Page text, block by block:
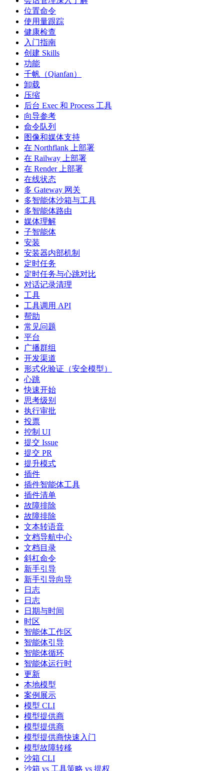
位置命令
使用量跟踪
健康检查
入门指南
创建 Skills
功能
千帆（Qianfan）
卸载
压缩
后台 Exec 和 Process 工具
向导参考
命令队列
图像和媒体支持
在 Northflank 上部署
在 Railway 上部署
在 Render 上部署
在线状态
多 Gateway 网关
多智能体沙箱与工具
多智能体路由
媒体理解
子智能体
安装
安装器内部机制
定时任务
定时任务与心跳对比
对话记录清理
工具
工具调用 API
帮助
常见问题
平台
广播群组
开发渠道
形式化验证（安全模型）
心跳
快速开始
思考级别
执行审批
投票
控制 UI
提交 Issue
提交 PR
提升模式
插件
插件智能体工具
插件清单
故障排除
故障排除
文本转语音
文档导航中心
文档目录
斜杠命令
新手引导
新手引导向导
日志
日志
日期与时间
时区
智能体工作区
智能体引导
智能体循环
智能体运行时
更新
本地模型
案例展示
模型 CLI
模型提供商
模型提供商
模型提供商快速入门
模型故障转移
沙箱 CLI
沙箱 vs 工具策略 vs 提权